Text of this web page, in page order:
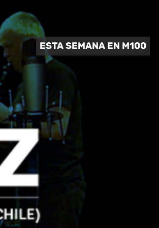
ESTA SEMANA EN M100